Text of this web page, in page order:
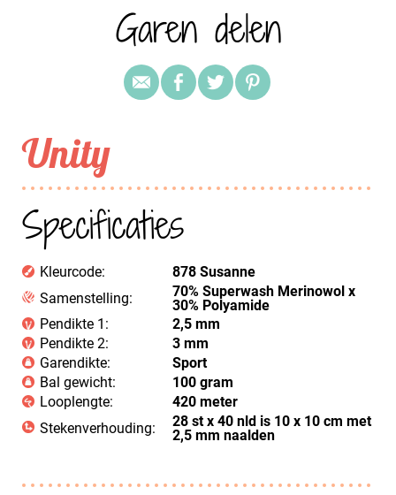
Garen delen
Unity
Specificaties
Kleurcode:
878 Susanne
Samenstelling:
70% Superwash Merinowol x
30% Polyamide
Pendikte 1:
2,5 mm
Pendikte 2:
3 mm
Garendikte:
Sport
Bal gewicht:
100 gram
Looplengte:
420 meter
Stekenverhouding:
28 st x 40 nld is 10 x 10 cm met
2,5 mm naalden